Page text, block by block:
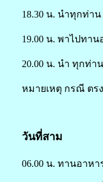
18.30 น. นำทุกท่า
19.00 น. พาไปทา
20.00 น. นำ ทุกท่า
หมายเหตุ กรณี ตร
วันที่สาม
06.00 น. ทานอาหา